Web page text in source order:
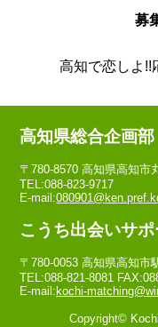
募
高知で恋しよ!!
高知県総合企画
〒780-8570 高知県高知市
TEL:088-823-9717
E-mail:
こうち出会いサ
〒780-0053 高知県高知
TEL:088-821-8081
E-mail: kochi-
Copyright©